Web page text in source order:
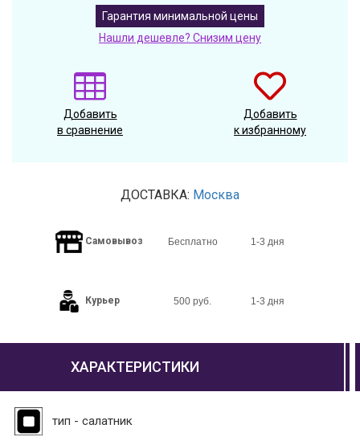
Гарантия минимальной цены
Нашли дешевле? Снизим цену
Добавить
в сравнение
Добавить
к избранному
ДОСТАВКА: Москва
Самовывоз Бесплатно 1-3 дня
Курьер 500 руб. 1-3 дня
ХАРАКТЕРИСТИКИ
тип - салатник